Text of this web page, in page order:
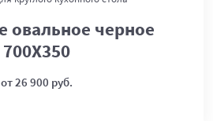
овальное черное
700Х350
от 26 900 руб.